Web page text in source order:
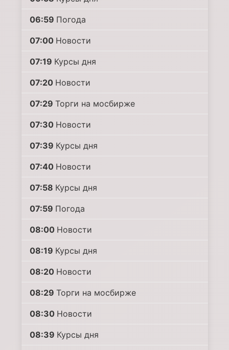
06:59 Погода
07:00 Новости
07:19 Курсы дня
07:20 Новости
07:29 Торги на мосбирже
07:30 Новости
07:39 Курсы дня
07:40 Новости
07:58 Курсы дня
07:59 Погода
08:00 Новости
08:19 Курсы дня
08:20 Новости
08:29 Торги на мосбирже
08:30 Новости
08:39 Курсы дня